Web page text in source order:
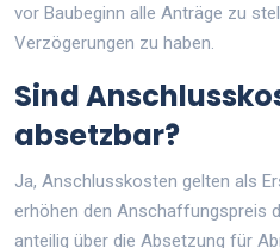
vor Baubeginn alle Anträge zu
Verzögerungen zu haben.
Sind
absetzbar?
Ja, Anschlusskosten gelten als
erhöhen den Anschaffungspreis
anteilig über die Absetzung für